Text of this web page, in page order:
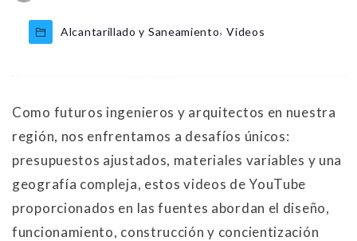
Alcantarillado y Saneamiento, Videos
Como futuros ingenieros y arquitectos en nuestra
región, nos enfrentamos a desafíos únicos:
presupuestos ajustados, materiales variables y una
geografía compleja, estos videos de YouTube
proporcionados en las fuentes abordan el diseño,
funcionamiento, construcción y concientización